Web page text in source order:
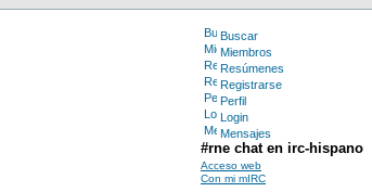
Buscar
Miembros
Resúmenes
Registrarse
Perfil
Login
Mensajes
#rne chat en irc-hispano
Acceso web
Con mi mIRC